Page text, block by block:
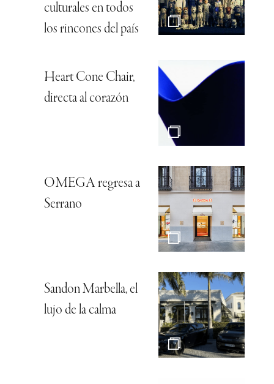
culturales en todos
los rincones del país
Heart Cone Chair,
directa al corazón
OMEGA regresa a
Serrano
Sandon Marbella, el
lujo de la calma